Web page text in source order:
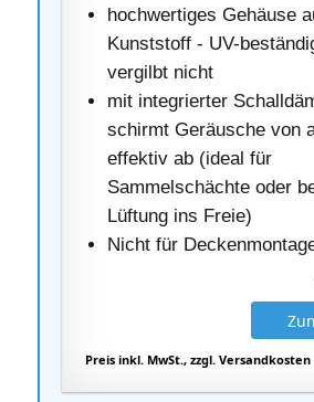
hochwertiges Gehäuse
Kunststoff - UV-
vergilbt nicht
mit integrierter
schirmt Geräusche von
effektiv ab (ideal für
Sammelschächte oder
Lüftung ins Freie)
Nicht für
Preis inkl. MwSt., zzgl. Versandkosten